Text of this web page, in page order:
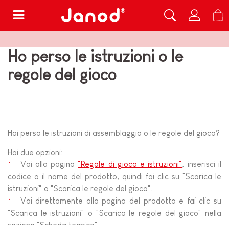
Ho perso le istruzioni o le
regole del gioco
Hai perso le istruzioni di assemblaggio o le regole del gioco?
Hai due opzioni:
Vai alla pagina"Regole di gioco e istruzioni", inserisci il
codice o il nome del prodotto, quindi fai clic su "Scarica le
istruzioni" o "Scarica le regole del gioco".
Vai direttamente alla pagina del prodotto e fai clic su
"Scarica le istruzioni" o "Scarica le regole del gioco" nella